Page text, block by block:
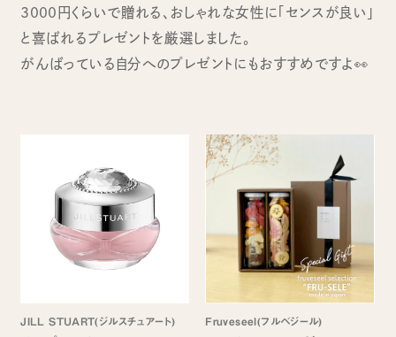
3000円くらいで贈れる、おしゃれな女性に「センスが良い」
と喜ばれるプレゼントを厳選しました。
がんばっている自分へのプレゼントにもおすすめですよ👀
JILL STUART(ジルスチュアート) Fruveseel(フルベジール)